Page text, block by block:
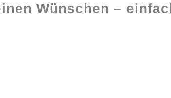
Wünschen –